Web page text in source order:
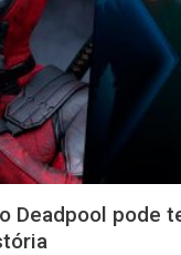
Deadpool pode